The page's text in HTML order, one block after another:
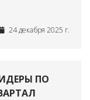
24 декабря 2025 г.
ПО